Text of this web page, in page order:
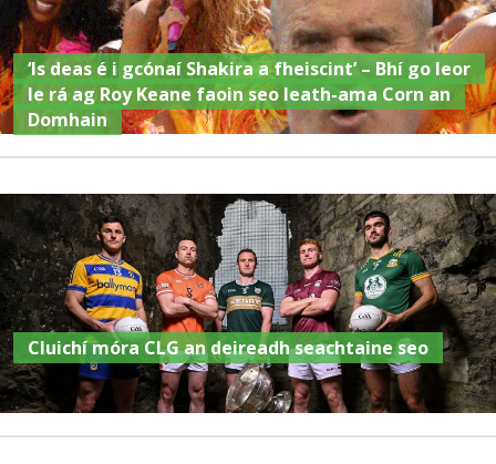
‘Is deas é i gcónaí Shakira a fheiscint’ – Bhí go leor
le rá ag Roy Keane faoin seo leath-ama Corn an
Domhain
Cluichí móra CLG an deireadh seachtaine seo